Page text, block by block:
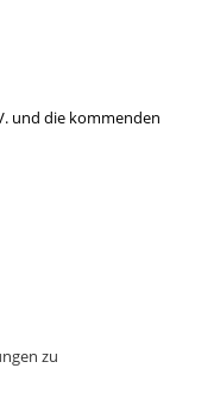
und die kommenden
zu